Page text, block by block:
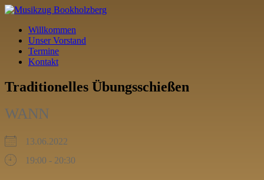
Willkommen
Unser Vorstand
Termine
Kontakt
Traditionelles Übungsschießen
WANN
13.06.2022
19:00 - 20:30